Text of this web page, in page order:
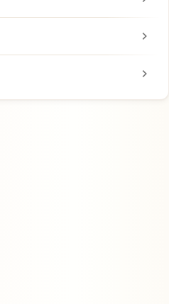
chevron_right
chevron_right